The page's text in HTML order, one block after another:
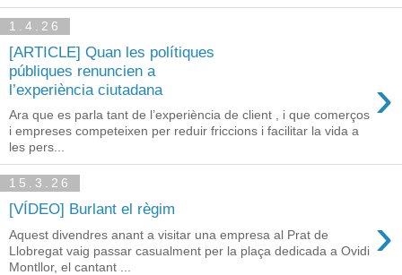
1.4.26
[ARTICLE] Quan les polítiques
públiques renuncien a
l’experiència ciutadana
›
Ara que es parla tant de l’experiència de client , i que comerços
i empreses competeixen per reduir friccions i facilitar la vida a
les pers...
15.3.26
[VÍDEO] Burlant el règim ›
Aquest divendres anant a visitar una empresa al Prat de
Llobregat vaig passar casualment per la plaça dedicada a Ovidi
Montllor, el cantant ...